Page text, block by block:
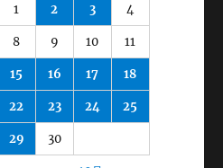
1 2 3 4
8 9 10 11
15 16 17 18
22 23 24 25
29 30